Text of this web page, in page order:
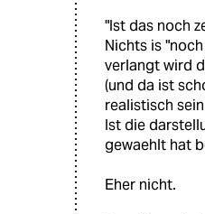
"Ist das noch
Nichts is
verlangt wird
(und da ist
realistisch
Ist die
gewaehlt hat
Eher nicht.